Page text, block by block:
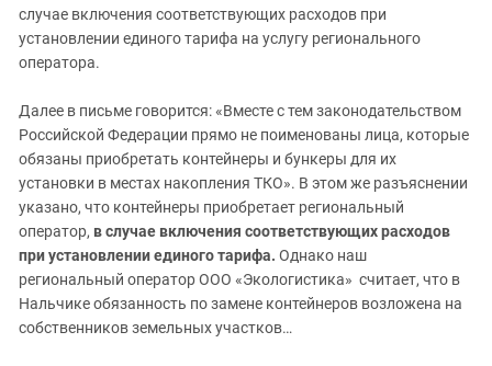
случае включения соответствующих расходов при
установлении единого тарифа на услугу регионального
оператора.
Далее в письме говорится: «Вместе с тем законодательством
Российской Федерации прямо не поименованы лица, которые
обязаны приобретать контейнеры и бункеры для их
установки в местах накопления ТКО». В этом же разъяснении
указано, что контейнеры приобретает региональный
оператор, в случае включения соответствующих расходов
при установлении единого тарифа. Однако наш
региональный оператор ООО «Экологистика» считает, что в
Нальчике обязанность по замене контейнеров возложена на
собственников земельных участков…